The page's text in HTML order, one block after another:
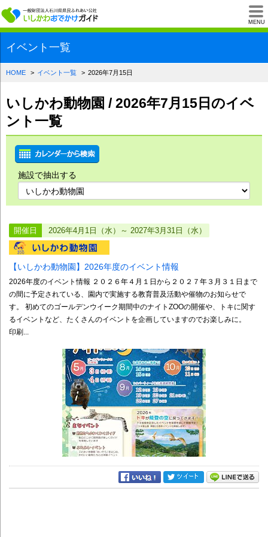
MENU
一般財団法人石川
イベント一覧
HOME イベント一覧 2026年7月15日
いしかわ動物園 / 2026年7月15日のイベ
ント一覧
施設で抽出する
開催日 2026年4月1日（水）～ 2027年3月31日（水）
【いしかわ動物園】2026年度のイベント情報
2026年度のイベント情報 ２０２６年４月１日から２０２７年３月３１日まで
の間に予定されている、園内で実施する教育普及活動や催物のお知らせで
す。 初めてのゴールデンウイーク期間中のナイトZOOの開催や、トキに関す
るイベントなど、たくさんのイベントを企画していますのでお楽しみに。
印刷...